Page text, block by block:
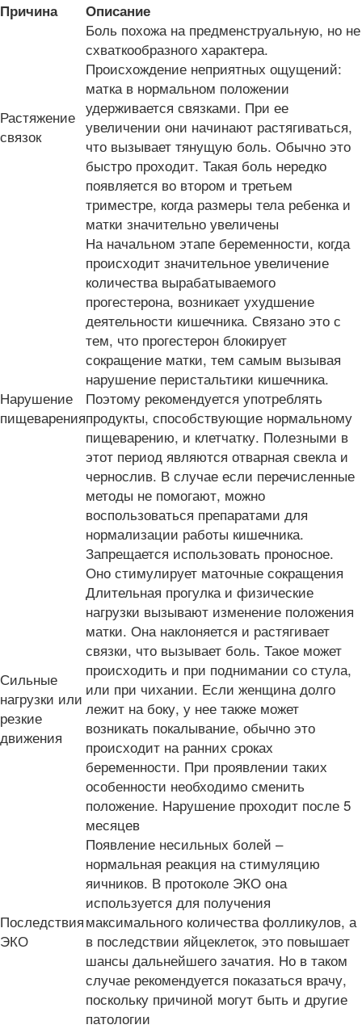
Причина Описание
Растяжение
связок
Боль похожа на предменструальную, но не
схваткообразного характера.
Происхождение неприятных ощущений:
матка в нормальном положении
удерживается связками. При ее
увеличении они начинают растягиваться,
что вызывает тянущую боль. Обычно это
быстро проходит. Такая боль нередко
появляется во втором и третьем
триместре, когда размеры тела ребенка и
матки значительно увеличены
Нарушение
пищеварения
На начальном этапе беременности, когда
происходит значительное увеличение
количества вырабатываемого
прогестерона, возникает ухудшение
деятельности кишечника. Связано это с
тем, что прогестерон блокирует
сокращение матки, тем самым вызывая
нарушение перистальтики кишечника.
Поэтому рекомендуется употреблять
продукты, способствующие нормальному
пищеварению, и клетчатку. Полезными в
этот период являются отварная свекла и
чернослив. В случае если перечисленные
методы не помогают, можно
воспользоваться препаратами для
нормализации работы кишечника.
Запрещается использовать проносное.
Оно стимулирует маточные сокращения
Сильные
нагрузки или
резкие
движения
Длительная прогулка и физические
нагрузки вызывают изменение положения
матки. Она наклоняется и растягивает
связки, что вызывает боль. Такое может
происходить и при поднимании со стула,
или при чихании. Если женщина долго
лежит на боку, у нее также может
возникать покалывание, обычно это
происходит на ранних сроках
беременности. При проявлении таких
особенности необходимо сменить
положение. Нарушение проходит после 5
месяцев
Последствия
ЭКО
Появление несильных болей –
нормальная реакция на стимуляцию
яичников. В протоколе ЭКО она
используется для получения
максимального количества фолликулов, а
в последствии яйцеклеток, это повышает
шансы дальнейшего зачатия. Но в таком
случае рекомендуется показаться врачу,
поскольку причиной могут быть и другие
патологии